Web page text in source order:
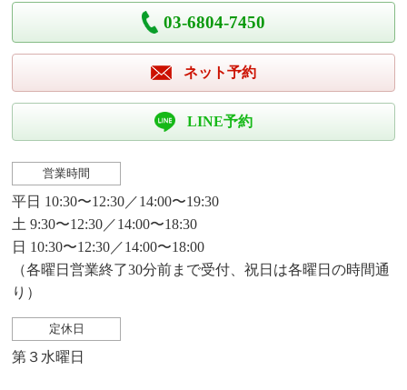
03-6804-7450
ネット予約
LINE予約
営業時間
平日 10:30〜12:30／14:00〜19:30
土 9:30〜12:30／14:00〜18:30
日 10:30〜12:30／14:00〜18:00
（各曜日営業終了30分前まで受付、祝日は各曜日の時間通
り）
定休日
第３水曜日